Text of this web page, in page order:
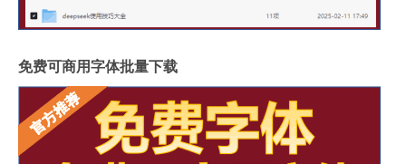
福建岩板拼接胶品牌排行
湖北现代岩板厂家有几种
整屋岩板装饰墙面好吗
岩板上的坐垫怎么清洁
冠珠陶瓷岩板产品介绍
重庆岩板卫浴多少钱
怎样加工岩板地台砖
瓷砖岩板连纹处理方法
揭阳西班牙岩板哪家好点
免费可商用字体批量下载